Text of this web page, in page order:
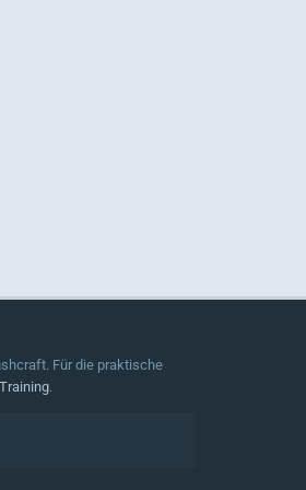
Für die praktische
.